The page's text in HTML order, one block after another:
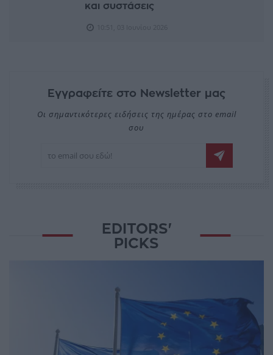
και συστάσεις
Εγγραφείτε στο Newsletter μας
Οι σημαντικότερες ειδήσεις της ημέρας στο email
σου
EDITORS'
PICKS